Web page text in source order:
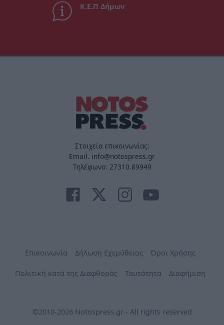
Κ.Ε.Π Δήμων
Στοιχεία επικοινωνίας:
Email. info@notospress.gr
Τηλέφωνο: 27310.89949
Επικοινωνία Δήλωση Εχεμύθειας Όροι Χρήσης
Πολιτική κατά της Διαφθοράς Ταυτότητα Διαφήμιση
©2010-2026 Notospress.gr - All rights reserved